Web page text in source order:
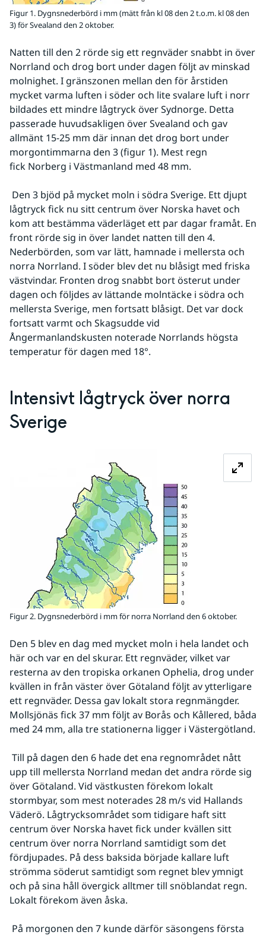
Figur 1. Dygnsnederbörd i mm (mätt från kl 08 den 2 t.o.m. kl 08 den
3) för Svealand den 2 oktober.
Natten till den 2 rörde sig ett regnväder snabbt in över
Norrland och drog bort under dagen följt av minskad
molnighet. I gränszonen mellan den för årstiden
mycket varma luften i söder och lite svalare luft i norr
bildades ett mindre lågtryck över Sydnorge. Detta
passerade huvudsakligen över Svealand och gav
allmänt 15-25 mm där innan det drog bort under
morgontimmarna den 3 (figur 1). Mest regn
fick Norberg i Västmanland med 48 mm.
lågtryck fick nu sitt centrum över Norska havet och
kom att bestämma väderläget ett par dagar framåt. En
front rörde sig in över landet natten till den 4.
Nederbörden, som var lätt, hamnade i mellersta och
norra Norrland. I söder blev det nu blåsigt med friska
västvindar. Fronten drog snabbt bort österut under
dagen och följdes av lättande molntäcke i södra och
mellersta Sverige, men fortsatt blåsigt. Det var dock
fortsatt varmt och Skagsudde vid
Ångermanlandskusten noterade Norrlands högsta
temperatur för dagen med 18°.
Intensivt lågtryck över norra
Sverige
Figur 2. Dygnsnederbörd i mm för norra Norrland den 6 oktober.
Den 5 blev en dag med mycket moln i hela landet och
här och var en del skurar. Ett regnväder, vilket var
resterna av den tropiska orkanen Ophelia, drog under
kvällen in från väster över Götaland följt av ytterligare
ett regnväder. Dessa gav lokalt stora regnmängder.
Mollsjönäs fick 37 mm följt av Borås och Kållered, båda
med 24 mm, alla tre stationerna ligger i Västergötland.
upp till mellersta Norrland medan det andra rörde sig
över Götaland. Vid västkusten förekom lokalt
stormbyar, som mest noterades 28 m/s vid Hallands
Väderö. Lågtrycksområdet som tidigare haft sitt
centrum över Norska havet fick under kvällen sitt
centrum över norra Norrland samtidigt som det
fördjupades. På dess baksida började kallare luft
strömma söderut samtidigt som regnet blev ymnigt
och på sina håll övergick alltmer till snöblandat regn.
Lokalt förekom även åska.